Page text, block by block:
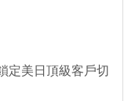
定美日頂級客戶切